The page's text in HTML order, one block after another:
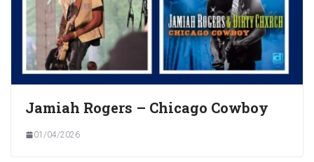
Jamiah Rogers – Chicago Cowboy
01/04/2026